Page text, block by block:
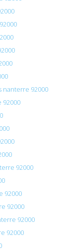
nanterre 92000
92000
92000
92000
92000
92000
92000